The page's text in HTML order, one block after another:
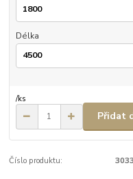
Délka
/ks
Přidat
Číslo produktu: 3033